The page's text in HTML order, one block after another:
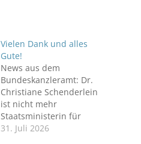
Vielen Dank und alles
Gute!
News aus dem
Bundeskanzleramt: Dr.
Christiane Schenderlein
ist nicht mehr
Staatsministerin für
Sport und Ehrenamt. Die
31. Juli 2026